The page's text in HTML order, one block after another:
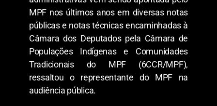
MPF nos últimos anos em diversas notas
públicas e notas técnicas encaminhadas à
Câmara dos Deputados pela Câmara de
Populações Indígenas e Comunidades
Tradicionais do MPF (6CCR/MPF),
ressaltou o representante do MPF na
audiência pública.